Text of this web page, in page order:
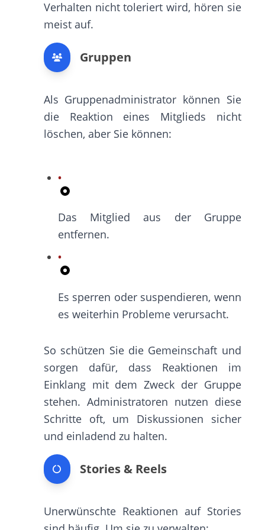
Verhalten nicht toleriert wird, hören sie
meist auf.
Gruppen
Als Gruppenadministrator können Sie
die Reaktion eines Mitglieds nicht
löschen, aber Sie können:
Das Mitglied aus der Gruppe
entfernen.
Es sperren oder suspendieren, wenn
es weiterhin Probleme verursacht.
So schützen Sie die Gemeinschaft und
sorgen dafür, dass Reaktionen im
Einklang mit dem Zweck der Gruppe
stehen. Administratoren nutzen diese
Schritte oft, um Diskussionen sicher
und einladend zu halten.
Stories & Reels
Unerwünschte Reaktionen auf Stories